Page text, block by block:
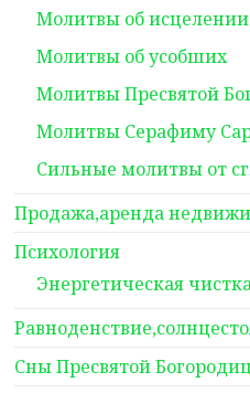
Молитвы об исцелении
Молитвы об усобших
Молитвы Пресвятой
Молитвы Серафиму
Сильные молитвы от
Продажа,аренда
Психология
Энергетическая
Сны Пресвятой